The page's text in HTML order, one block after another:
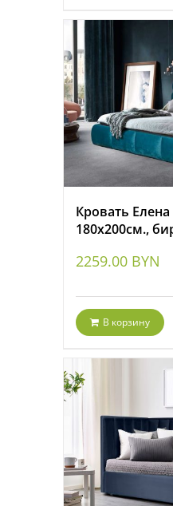
Кровать Елена
180х200см.,
2259.00 BYN
В корзину